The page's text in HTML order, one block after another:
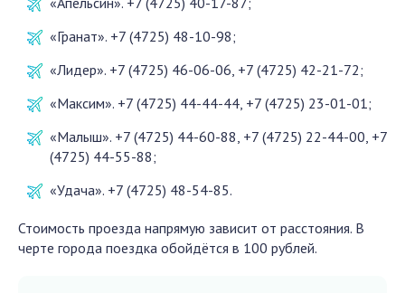
«Гранат». +7 (4725) 48-10-98;
«Лидер». +7 (4725) 46-06-06, +7 (4725) 42-21-72;
«Максим». +7 (4725) 44-44-44, +7 (4725) 23-01-01;
«Малыш». +7 (4725) 44-60-88, +7 (4725) 22-44-00, +7
(4725) 44-55-88;
«Удача». +7 (4725) 48-54-85.
Стоимость проезда напрямую зависит от расстояния. В
черте города поездка обойдётся в 100 рублей.